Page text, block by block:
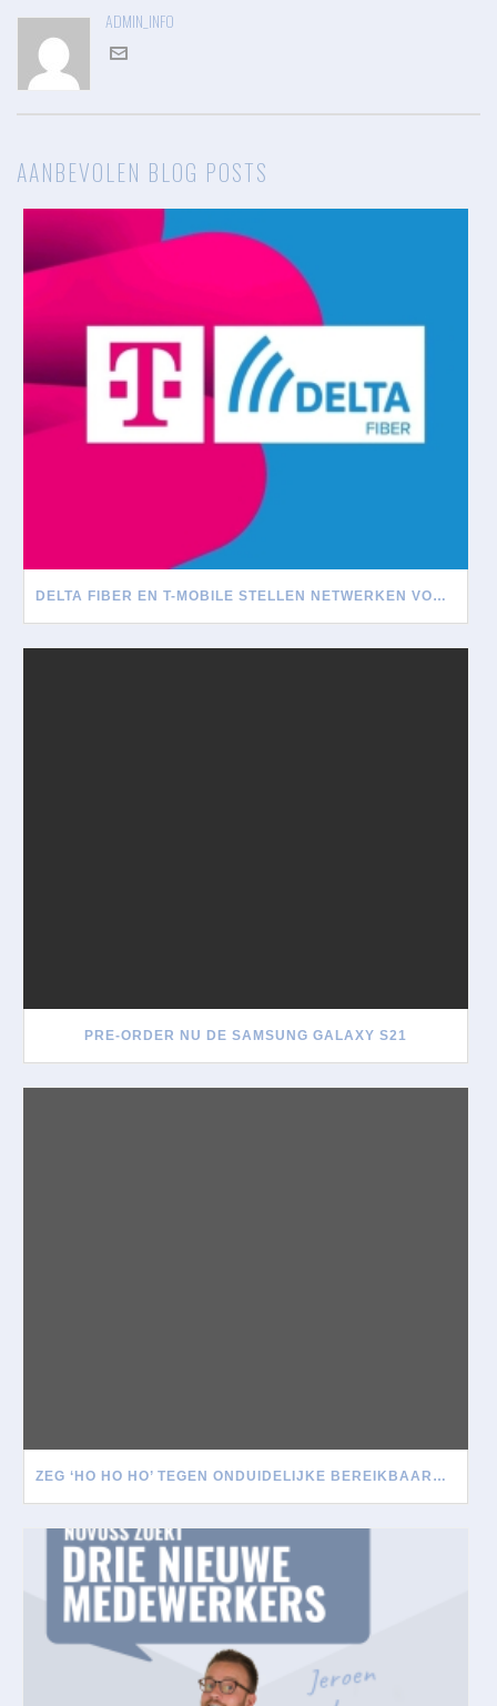
ADMIN_INFO
AANBEVOLEN BLOG POSTS
DELTA FIBER EN T-MOBILE STELLEN NETWERKEN VOOR ELKAAR OPEN
PRE-ORDER NU DE SAMSUNG GALAXY S21
ZEG ‘HO HO HO’ TEGEN ONDUIDELIJKE BEREIKBAARHEID TIJDENS DE FEESTDAGEN